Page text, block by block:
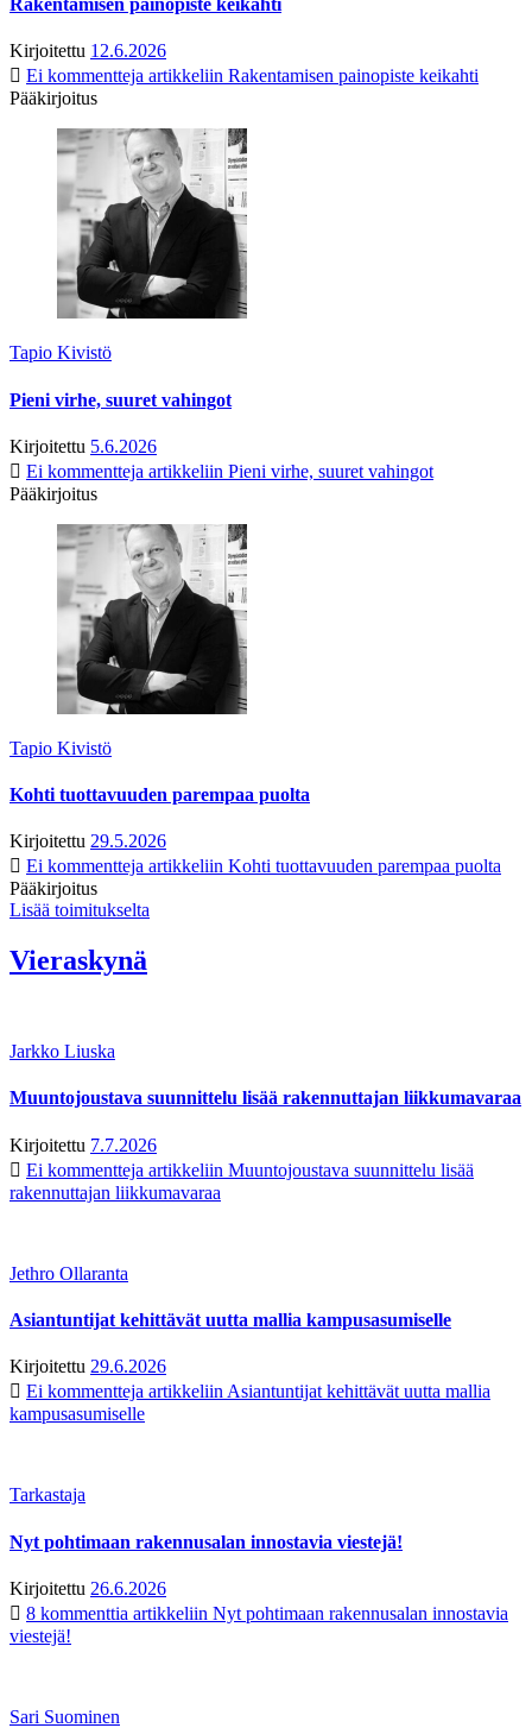
Rakentamisen painopiste keikahti
Kirjoitettu 12.6.2026
Ei kommentteja artikkeliin Rakentamisen painopiste keikahti
Pääkirjoitus
Tapio Kivistö
Pieni virhe, suuret vahingot
Kirjoitettu 5.6.2026
Ei kommentteja artikkeliin Pieni virhe, suuret vahingot
Pääkirjoitus
Tapio Kivistö
Kohti tuottavuuden parempaa puolta
Kirjoitettu 29.5.2026
Ei kommentteja artikkeliin Kohti tuottavuuden parempaa puolta
Pääkirjoitus
Lisää toimitukselta
Vieraskynä
Jarkko Liuska
Muuntojoustava suunnittelu lisää rakennuttajan liikkumavaraa
Kirjoitettu 7.7.2026
Ei kommentteja artikkeliin Muuntojoustava suunnittelu lisää
rakennuttajan liikkumavaraa
Jethro Ollaranta
Asiantuntijat kehittävät uutta mallia kampusasumiselle
Kirjoitettu 29.6.2026
Ei kommentteja artikkeliin Asiantuntijat kehittävät uutta mallia
kampusasumiselle
Tarkastaja
Nyt pohtimaan rakennusalan innostavia viestejä!
Kirjoitettu 26.6.2026
8 kommenttia artikkeliin Nyt pohtimaan rakennusalan innostavia
viestejä!
Sari Suominen